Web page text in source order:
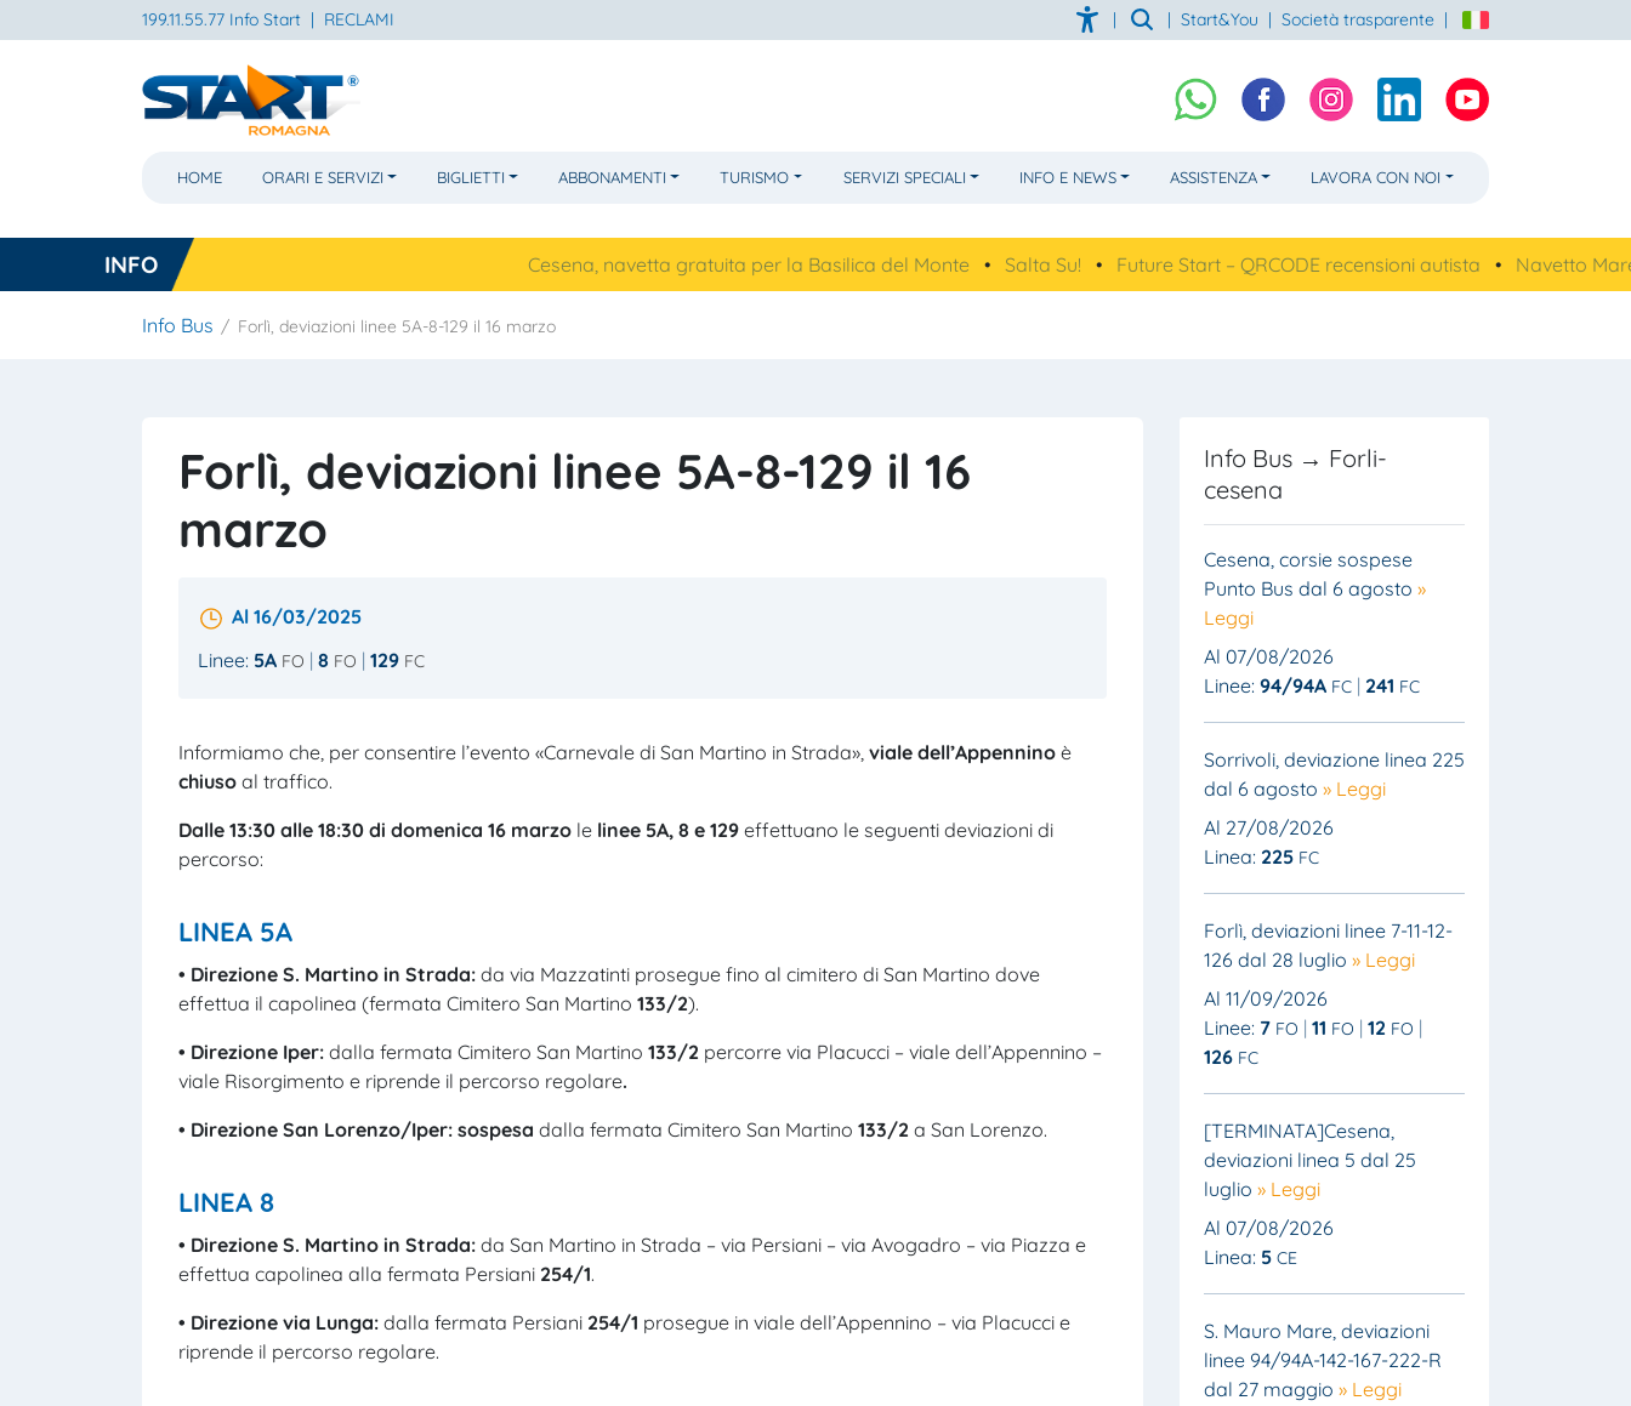
199.11.55.77 Info Start | RECLAMI | | Start&You | Società trasparente |
HOME ORARI E SERVIZI BIGLIETTI ABBONAMENTI TURISMO SERVIZI SPECIALI INFO E NEWS ASSISTENZA LAVORA CON NOI
INFO Cesena, navetta gratuita per la Basilica del Monte • Salta Su! • Future Start – QRCODE recensioni autista • Navetto Mare, linea
Info Bus Forlì, deviazioni linee 5A-8-129 il 16 marzo
Forlì, deviazioni linee 5A-8-129 il 16
marzo
Al 16/03/2025
Linee: 5A FO 8 FO 129 FC
Informiamo che, per consentire l’evento «Carnevale di San Martino in Strada», viale dell’Appennino è
chiuso al traffico.
Dalle 13:30 alle 18:30 di domenica 16 marzo le linee 5A, 8 e 129 effettuano le seguenti deviazioni di
percorso:
LINEA 5A
• Direzione S. Martino in Strada: da via Mazzatinti prosegue fino al cimitero di San Martino dove
effettua il capolinea (fermata Cimitero San Martino 133/2).
• Direzione Iper: dalla fermata Cimitero San Martino 133/2 percorre via Placucci – viale dell’Appennino –
viale Risorgimento e riprende il percorso regolare.
• Direzione San Lorenzo/Iper: sospesa dalla fermata Cimitero San Martino 133/2 a San Lorenzo.
LINEA 8
• Direzione S. Martino in Strada: da San Martino in Strada – via Persiani – via Avogadro – via Piazza e
effettua capolinea alla fermata Persiani 254/1.
• Direzione via Lunga: dalla fermata Persiani 254/1 prosegue in viale dell’Appennino – via Placucci e
riprende il percorso regolare.
Info Bus → Forli-
cesena
Cesena, corsie sospese
Punto Bus dal 6 agosto »
Leggi
Al 07/08/2026
Linee: 94/94A FC 241 FC
Sorrivoli, deviazione linea 225
dal 6 agosto » Leggi
Al 27/08/2026
Linea: 225 FC
Forlì, deviazioni linee 7-11-12-
126 dal 28 luglio » Leggi
Al 11/09/2026
Linee: 7 FO 11 FO 12 FO
126 FC
[TERMINATA]Cesena,
deviazioni linea 5 dal 25
luglio » Leggi
Al 07/08/2026
Linea: 5 CE
S. Mauro Mare, deviazioni
linee 94/94A-142-167-222-R
dal 27 maggio » Leggi